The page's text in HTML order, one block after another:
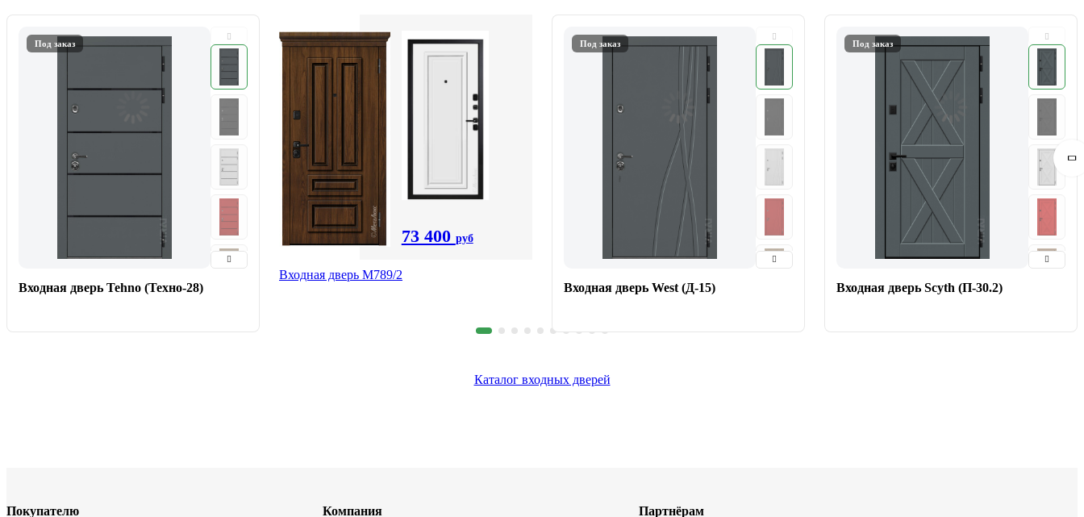
Под заказ
Входная дверь Tehno (Техно-28)
73 400 руб
Входная дверь М789/2
Под заказ
Входная дверь West (Д-15)
Под заказ
Входная дверь Scyth (П-30.2)
Каталог входных дверей
Покупателю Компания Партнёрам